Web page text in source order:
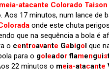
meia-atacante Colorado Taison
Aos 17 minutos, num lance de
onde este chuta
que na sequência a bola é
o centroavante Gabigol que
para o goleadorfamenguis
22 minutos o meia-atacante